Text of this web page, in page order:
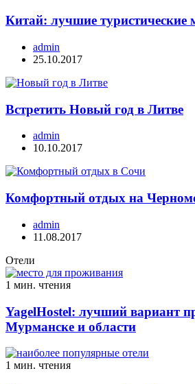
Китай: лучшие
admin
25.10.2017
Встретить Новый год в Литве
admin
10.10.2017
Комфортный отдых на
admin
11.08.2017
Отели
1 мин. чтения
YagelHostel: лучший вариант
Мурманске и области
1 мин. чтения